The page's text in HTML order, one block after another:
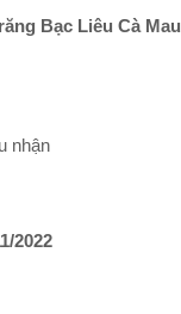
Bạc Liêu Cà Mau
nhận
2022